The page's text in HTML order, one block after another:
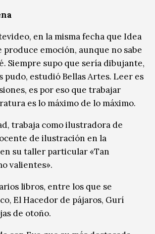
en la misma fecha que Idea
produce emoción, aunque no sabe
Siempre supo que sería dibujante,
pudo, estudió Bellas Artes. Leer es
es por eso que trabajar
es lo máximo de lo máximo.
trabaja como ilustradora de
de ilustración en la
su taller particular «Tan
valientes».
libros, entre los que se
El Hacedor de pájaros, Gurí
de otoño.